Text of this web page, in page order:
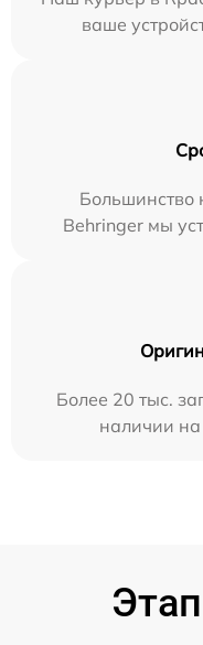
ваше
Большинство
Behringer мы
Более 20 тыс.
наличии на